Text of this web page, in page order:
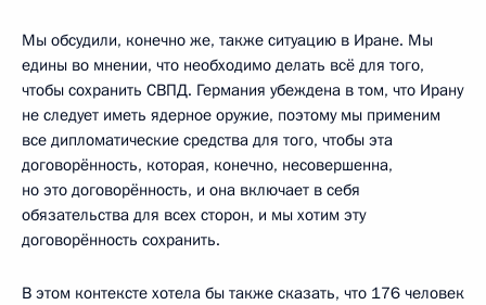
Мы обсудили, конечно же, также ситуацию в Иране. Мы
едины во мнении, что необходимо делать всё для того,
чтобы сохранить СВПД. Германия убеждена в том, что Ирану
не следует иметь ядерное оружие, поэтому мы применим
все дипломатические средства для того, чтобы эта
договорённость, которая, конечно, несовершенна,
но это договорённость, и она включает в себя
обязательства для всех сторон, и мы хотим эту
договорённость сохранить.
В этом контексте хотела бы также сказать, что 176 человек